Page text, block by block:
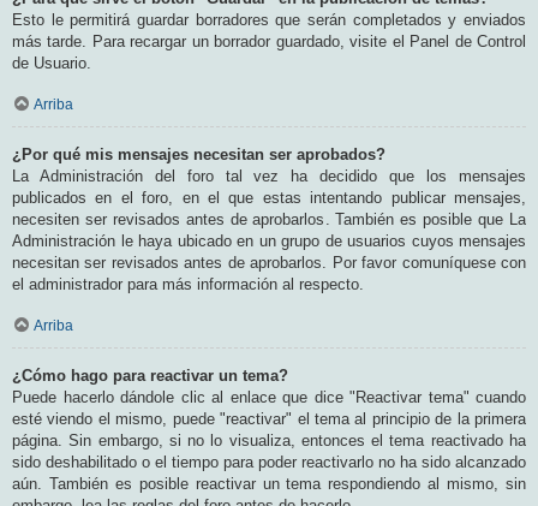
Esto le permitirá guardar borradores que serán completados y enviados
más tarde. Para recargar un borrador guardado, visite el Panel de Control
de Usuario.
Arriba
¿Por qué mis mensajes necesitan ser aprobados?
La Administración del foro tal vez ha decidido que los mensajes
publicados en el foro, en el que estas intentando publicar mensajes,
necesiten ser revisados antes de aprobarlos. También es posible que La
Administración le haya ubicado en un grupo de usuarios cuyos mensajes
necesitan ser revisados antes de aprobarlos. Por favor comuníquese con
el administrador para más información al respecto.
Arriba
¿Cómo hago para reactivar un tema?
Puede hacerlo dándole clic al enlace que dice "Reactivar tema" cuando
esté viendo el mismo, puede "reactivar" el tema al principio de la primera
página. Sin embargo, si no lo visualiza, entonces el tema reactivado ha
sido deshabilitado o el tiempo para poder reactivarlo no ha sido alcanzado
aún. También es posible reactivar un tema respondiendo al mismo, sin